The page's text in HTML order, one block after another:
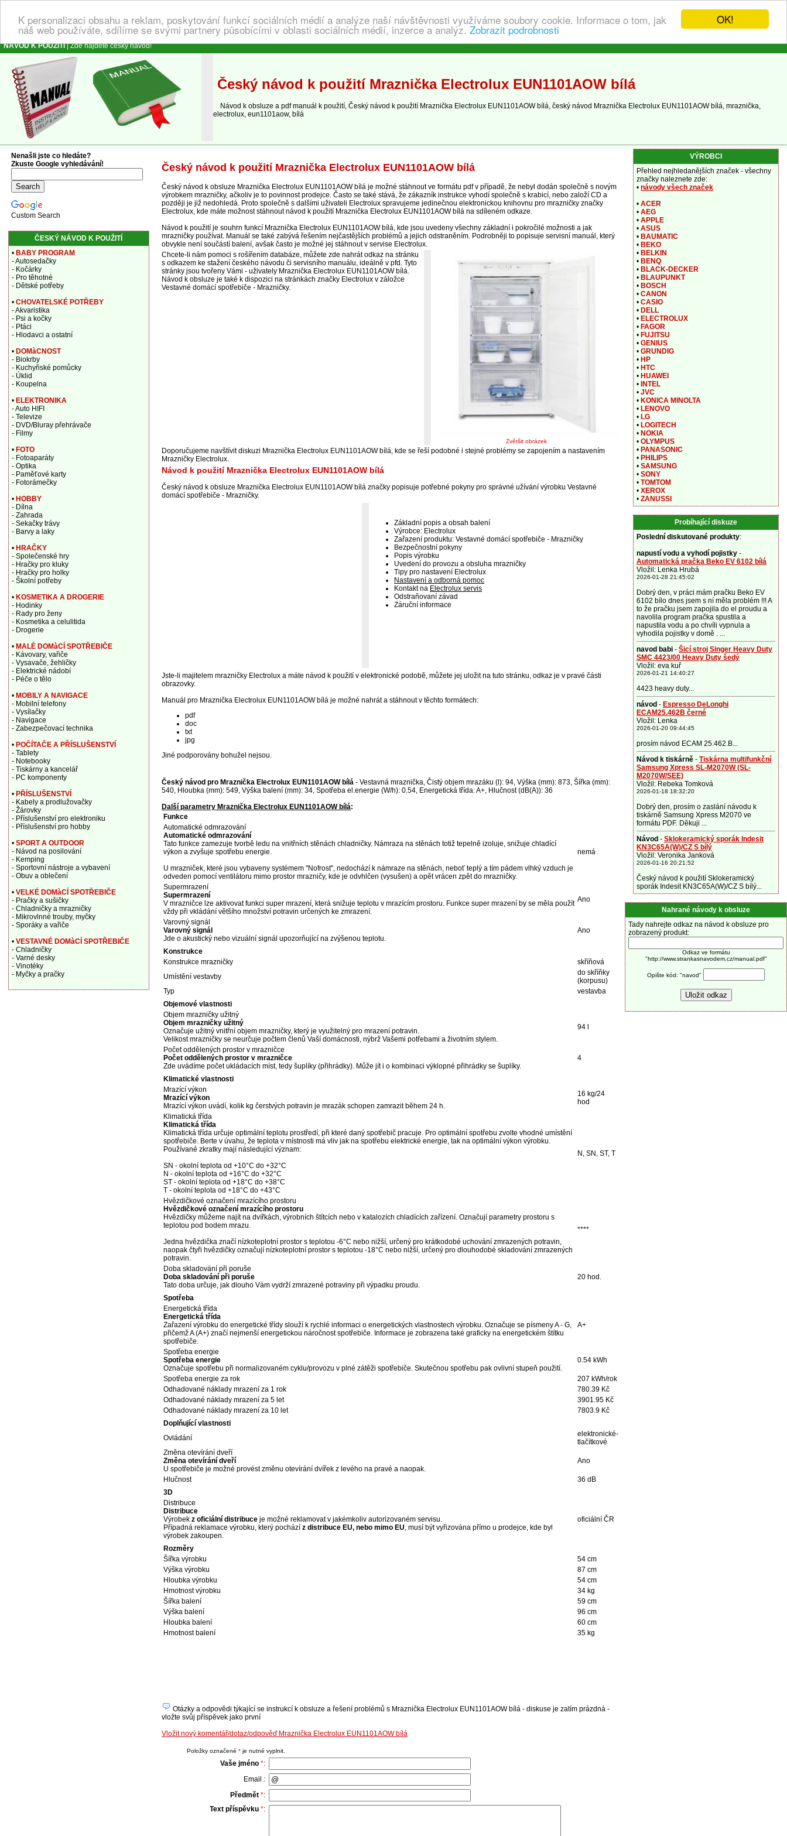
OK!
K personalizaci obsahu a reklam, poskytování funkcí sociálních médií a analýze naší návštěvnosti využíváme soubory cookie. Informace o tom, jak
náš web používáte, sdílíme se svými partnery působícími v oblasti sociálních médií, inzerce a analýz. Zobrazit podrobnosti
NÁVOD K POUŽITÍ| Zde najdete český návod!
Český návod k použití Mraznička Electrolux EUN1101AOW bílá
Návod k obsluze a pdf manuál k použití, Český návod k použití Mraznička Electrolux EUN1101AOW bílá, český návod Mraznička Electrolux EUN1101AOW bílá, mraznička,
electrolux, eun1101aow, bílá
Český návod k použití Mraznička Electrolux EUN1101AOW bílá
Český návod k obsluze Mraznička Electrolux EUN1101AOW bílá je možné stáhnout ve formátu pdf v případě, že nebyl dodán společně s novým
výrobkem mrazničky, ačkoliv je to povinnost prodejce. Často se také stává, že zákazník instrukce vyhodí společně s krabicí, nebo založí CD a
později je již nedohledá. Proto společně s dalšími uživateli Electrolux spravujeme jedinečnou elektronickou knihovnu pro mrazničky značky
Electrolux, kde máte možnost stáhnout návod k použití Mraznička Electrolux EUN1101AOW bílá na sdíleném odkaze.
Návod k použití je souhrn funkcí Mraznička Electrolux EUN1101AOW bílá, kde jsou uvedeny všechny základní i pokročilé možnosti a jak
mrazničky používat. Manuál se také zabývá řešením nejčastějších problémů a jejich odstraněním. Podrobněji to popisuje servisní manuál, který
obvykle není součástí balení, avšak často je možné jej stáhnout v servise Electrolux.
Chcete-li nám pomoci s rošířením databáze, můžete zde nahrát odkaz na stránku
s odkazem ke stažení českého návodu či servisního manuálu, ideálně v pfd. Tyto
stránky jsou tvořeny Vámi - uživately Mraznička Electrolux EUN1101AOW bílá.
Návod k obsluze je také k dispozici na stránkách značky Electrolux v záložce
Vestavné domácí spotřebiče - Mrazničky.
Zvětšit obrázek
Doporučujeme navštívit diskuzi Mraznička Electrolux EUN1101AOW bílá, kde se řeší podobné i stejné problémy se zapojením a nastavením
Mrazničky Electrolux.
Návod k použití Mraznička Electrolux EUN1101AOW bílá
Český návod k obsluze Mraznička Electrolux EUN1101AOW bílá značky popisuje potřebné pokyny pro správné užívání výrobku Vestavné
domácí spotřebiče - Mrazničky.
Základní popis a obsah balení
Výrobce: Electrolux
Zařazení produktu: Vestavné domácí spotřebiče - Mrazničky
Bezpečnostní pokyny
Popis výrobku
Uvedení do provozu a obsluha mrazničky
Tipy pro nastavení Electrolux
Nastavení a odborná pomoc
Kontakt na Electrolux servis
Odstraňovaní závad
Záruční informace
Jste-li majitelem mrazničky Electrolux a máte návod k použití v elektronické podobě, můžete jej uložit na tuto stránku, odkaz je v pravé části
obrazovky.
Manuál pro Mraznička Electrolux EUN1101AOW bílá je možné nahrát a stáhnout v těchto formátech:
pdf
doc
txt
jpg
Jiné podporovány bohužel nejsou.
Český návod pro Mraznička Electrolux EUN1101AOW bílá - Vestavná mraznička, Čistý objem mrazáku (l): 94, Výška (mm): 873, Šířka (mm):
540, Hloubka (mm): 549, Výška balení (mm): 34, Spotřeba el.energie (W/h): 0.54, Energetická třída: A+, Hlučnost (dB(A)): 36
Další parametry Mraznička Electrolux EUN1101AOW bílá:
Funkce
Automatické odmrazování
Automatické odmrazování
Tato funkce zamezuje tvorbě ledu na vnitřních stěnách chladničky. Námraza na stěnách totiž tepelně izoluje, snižuje chladící
výkon a zvyšuje spotřebu energie.
U mrazniček, které jsou vybaveny systémem "Nofrost", nedochází k námraze na stěnách, neboť teplý a tím pádem vlhký vzduch je
odveden pomocí ventilátoru mimo prostor mrazničy, kde je odvhlčen (vysušen) a opět vrácen zpět do mrazničky.
nemá
Supermrazení
Supermrazení
V mrazničce lze aktivovat funkci super mrazení, která snižuje teplotu v mrazícím prostoru. Funkce super mrazení by se měla použít
vždy při vkládání většího množství potravin určených ke zmrazení.
Ano
Varovný signál
Varovný signál
Jde o akustický nebo vizuální signál upozorňující na zvýšenou teplotu.
Ano
Konstrukce
Konstrukce mrazničky
skříňová
Umístění vestavby
do skříňky
(korpusu)
Typ
vestavba
Objemové vlastnosti
Objem mrazničky užitný
Objem mrazničky užitný
Označuje užitný vnitřní objem mrazničky, který je využitelný pro mrazení potravin.
Velikost mrazničky se neurčuje počtem členů Vaší domácnosti, nýbrž Vašemi potřebami a životním stylem.
94 l
Počet oddělených prostor v mrazničce
Počet oddělených prostor v mrazničce
Zde uvádíme počet ukládacích míst, tedy šuplíky (přihrádky). Může jít i o kombinaci výklopné přihrádky se šuplíky.
4
Klimatické vlastnosti
Mrazící výkon
Mrazící výkon
Mrazící výkon uvádí, kolik kg čerstvých potravin je mrazák schopen zamrazit během 24 h.
16 kg/24
hod
Klimatická třída
Klimatická třída
Klimatická třída určuje optimální teplotu prostředí, při které daný spotřebič pracuje. Pro optimální spotřebu zvolte vhodné umístění
spotřebiče. Berte v úvahu, že teplota v místnosti má vliv jak na spotřebu elektrické energie, tak na optimální výkon výrobku.
Používané zkratky mají následující význam:
SN - okolní teplota od +10°C do +32°C
N - okolní teplota od +16°C do +32°C
ST - okolní teplota od +18°C do +38°C
T - okolní teplota od +18°C do +43°C
N, SN, ST, T
Hvězdičkové označení mrazícího prostoru
Hvězdičkové označení mrazícího prostoru
Hvězdičky můžeme najít na dvířkách, výrobních štítcích nebo v katalozích chladících zařízení. Označují parametry prostoru s
teplotou pod bodem mrazu.
Jedna hvězdička značí nízkoteplotní prostor s teplotou -6°C nebo nižší, určený pro krátkodobé uchování zmrazených potravin,
naopak čtyři hvězdičky označují nízkoteplotní prostor s teplotou -18°C nebo nižší, určený pro dlouhodobé skladování zmrazených
potravin.
****
Doba skladování při poruše
Doba skladování při poruše
Tato doba určuje, jak dlouho Vám vydrží zmrazené potraviny při výpadku proudu.
20 hod.
Spotřeba
Energetická třída
Energetická třída
Zařazení výrobku do energetické třídy slouží k rychlé informaci o energetických vlastnostech výrobku. Označuje se písmeny A - G,
přičemž A (A+) značí nejmenší energetickou náročnost spotřebiče. Informace je zobrazena také graficky na energetickém štítku
spotřebiče.
A+
Spotřeba energie
Spotřeba energie
Označuje spotřebu při normalizovaném cyklu/provozu v plné zátěži spotřebiče. Skutečnou spotřebu pak ovlivní stupeň použití.
0.54 kWh
Spotřeba energie za rok
207 kWh/rok
Odhadované náklady mrazení za 1 rok
780.39 Kč
Odhadované náklady mrazení za 5 let
3901.95 Kč
Odhadované náklady mrazení za 10 let
7803.9 Kč
Doplňující vlastnosti
Ovládání
elektronické-
tlačítkové
Změna otevírání dveří
Změna otevírání dveří
U spotřebiče je možné provést změnu otevírání dvířek z levého na pravé a naopak.
Ano
Hlučnost
36 dB
3D
Distribuce
Distribuce
Výrobek z oficiální distribuce je možné reklamovat v jakémkoliv autorizovaném servisu.
Případná reklamace výrobku, který pochází z distribuce EU, nebo mimo EU, musí být vyřizována přímo u prodejce, kde byl
výrobek zakoupen.
oficiální ČR
Rozměry
Šířka výrobku
54 cm
Výška výrobku
87 cm
Hloubka výrobku
54 cm
Hmotnost výrobku
34 kg
Šířka balení
59 cm
Výška balení
96 cm
Hloubka balení
60 cm
Hmotnost balení
35 kg
Otázky a odpovědi týkající se instrukcí k obsluze a řešení problémů s Mraznička Electrolux EUN1101AOW bílá - diskuse je zatím prázdná -
vložte svůj příspěvek jako první
Vložit nový komentář/dotaz/odpověď Mraznička Electrolux EUN1101AOW bílá
Položky označené *je nutné vyplnit.
Vaše jméno *:
Email :
Předmět *:
Text příspěvku *:
Nenašli jste co hledáte?
Zkuste Google vyhledávání!
Custom Search
ČESKÝ NÁVOD K POUŽITÍ
• BABY PROGRAM
- Autosedačky
- Kočárky
- Pro těhotné
- Dětské potřeby
• CHOVATELSKÉ POTŘEBY
- Akvaristika
- Psi a kočky
- Ptáci
- Hlodavci a ostatní
• DOMàCNOST
- Biokrby
- Kuchyňské pomůcky
- Úklid
- Koupelna
• ELEKTRONIKA
- Auto HIFI
- Televize
- DVD/Bluray přehrávače
- Filmy
• FOTO
- Fotoaparáty
- Optika
- Paměťové karty
- Fotorámečky
• HOBBY
- Dílna
- Zahrada
- Sekačky trávy
- Barvy a laky
• HRAČKY
- Společenské hry
- Hračky pro kluky
- Hračky pro holky
- Školní potřeby
• KOSMETIKA A DROGERIE
- Hodinky
- Rady pro ženy
- Kosmetika a celulitida
- Drogerie
• MALÉ DOMàCÍ SPOTŘEBIČE
- Kávovary, vařiče
- Vysavače, žehličky
- Elektrické nádobí
- Péče o tělo
• MOBILY A NAVIGACE
- Mobilní telefony
- Vysílačky
- Navigace
- Zabezpečovací technika
• POČÍTAČE A PŘÍSLUŠENSTVÍ
- Tablety
- Notebooky
- Tiskárny a kancelář
- PC komponenty
• PŘÍSLUŠENSTVÍ
- Kabely a prodlužovačky
- Žárovky
- Příslušenství pro elektroniku
- Příslušenství pro hobby
• SPORT A OUTDOOR
- Návod na posilování
- Kemping
- Sportovní nástroje a vybavení
- Obuv a oblečení
• VELKÉ DOMàCÍ SPOTŘEBIČE
- Pračky a sušičky
- Chladničky a mrazničky
- Mikrovlnné trouby, myčky
- Sporáky a vařiče
• VESTAVNÉ DOMàCÍ SPOTŘEBIČE
- Chladničky
- Varné desky
- Vinotéky
- Myčky a pračky
VÝROBCI
Přehled nejhledanějších značek - všechny
značky naleznete zde:
• návody všech značek
• ACER
• AEG
• APPLE
• ASUS
• BAUMATIC
• BEKO
• BELKIN
• BENQ
• BLACK-DECKER
• BLAUPUNKT
• BOSCH
• CANON
• CASIO
• DELL
• ELECTROLUX
• FAGOR
• FUJITSU
• GENIUS
• GRUNDIG
• HP
• HTC
• HUAWEI
• INTEL
• JVC
• KONICA MINOLTA
• LENOVO
• LG
• LOGITECH
• NOKIA
• OLYMPUS
• PANASONIC
• PHILIPS
• SAMSUNG
• SONY
• TOMTOM
• XEROX
• ZANUSSI
Probíhající diskuze
Poslední diskutované produkty:
napustí vodu a vyhodí pojistky -
Automatická pračka Beko EV 6102 bílá
Vložil: Lenka Hrubá
2026-01-28 21:45:02
Dobrý den, v práci mám pračku Beko EV
6102 bílo dnes jsem s ní měla problém !!! A
to že pračku jsem zapojila do el proudu a
navolila program pračka spustila a
napustila vodu a po chvíli vypnula a
vyhodila pojistky v domě . ...
navod babi - Šicí stroj Singer Heavy Duty
SMC 4423/00 Heavy Duty šedý
Vložil: eva kuř
2026-01-21 14:40:27
4423 heavy duty...
návod - Espresso DeLonghi
ECAM25.462B černé
Vložil: Lenka
2026-01-20 09:44:45
prosím návod ECAM 25.462.B...
Návod k tiskárně - Tiskárna multifunkční
Samsung Xpress SL-M2070W (SL-
M2070W/SEE)
Vložil: Rebeka Tomková
2026-01-18 18:32:20
Dobrý den, prosím o zaslání návodu k
tiskárně Samsung Xpress M2070 ve
formátu PDF. Děkuji ...
Návod - Sklokeramický sporák Indesit
KN3C65A(W)/CZ S bílý
Vložil: Veronika Janková
2026-01-16 20:21:52
Český návod k použití Sklokeramický
sporák Indesit KN3C65A(W)/CZ S bílý...
Nahrané návody k obsluze
Tady nahrejte odkaz na návod k obsluze pro
zobrazený produkt:
Odkaz ve formátu
"http://www.strankasnavodem.cz/manual.pdf"
Opište kód: "navod"